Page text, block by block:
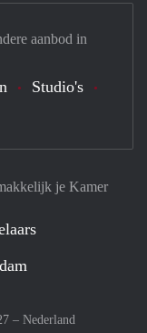
je Kamer
– Nederland
aanbod in
Studio's